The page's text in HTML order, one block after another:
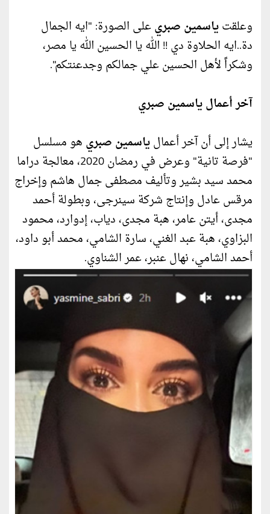
وعلقتياسمين صبري على الصورة: "ايه الجمال
دة..ايه الحلاوة دي !! الله يا الحسين الله يا مصر،
وشكراً لأهل الحسين علي جمالكم وجدعنتكم".
آخر أعمال ياسمين صبري
يشار إلى أن آخر أعمالياسمين صبري هو مسلسل
"فرصة تانية" وعرض في رمضان 2020، معالجة دراما
محمد سيد بشير وتأليف مصطفى جمال هاشم وإخراج
‏مرقس عادل وإنتاج شركة سينرجى، وبطولة أحمد
مجدى، أيتن عامر، هبة مجدى، دياب، إدوارد، محمود
البزاوي، هبة عبد الغني، ‏سارة الشامي، محمد أبو داود،
أحمد الشامي، نهال عنبر، عمر الشناوي.